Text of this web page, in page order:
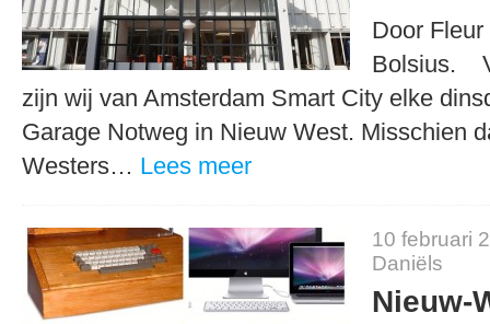
Door
Bolsius.
zijn wij van Amsterdam Smart City elke
Garage Notweg in Nieuw West. Misschien
Westers… Lees meer
10 februari
Daniëls
Nieuw-